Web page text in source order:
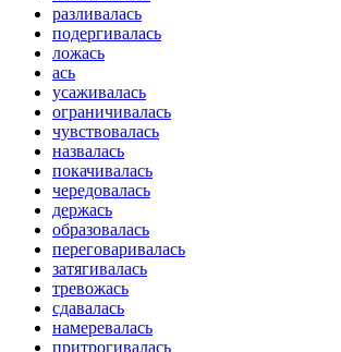
разливалась
подергивалась
ложась
ась
усаживалась
ограничивалась
чувствовалась
назвалась
покачивалась
чередовалась
держась
образовалась
переговаривалась
затягивалась
тревожась
сдавалась
намеревалась
притрогивалась